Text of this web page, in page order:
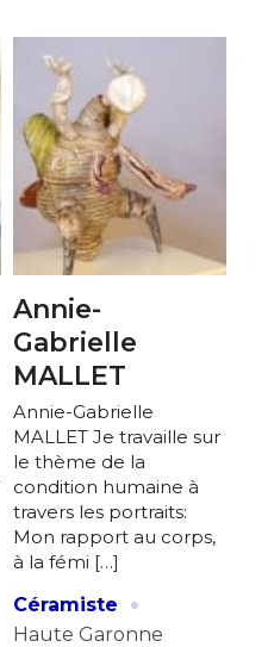
Annie-
Gabrielle
MALLET
Annie-Gabrielle
MALLET Je travaille sur
le thème de la
condition humaine à
travers les portraits:
Mon rapport au corps,
à la fémi […]
Céramiste
·
Haute Garonne